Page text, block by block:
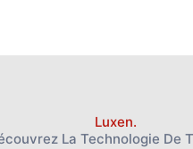
Luxen.
La Technologie De